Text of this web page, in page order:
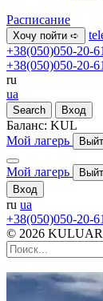
Расписание
Хочу пойти ➪
+38(050)050-20-61
+38(050)050-20-61
ru
ua
Search Вход
Баланс: KUL
Мой лагерь
Мой лагерь
Вход
ru ua
+38(050)050-20-61
© 2026 KULUAR